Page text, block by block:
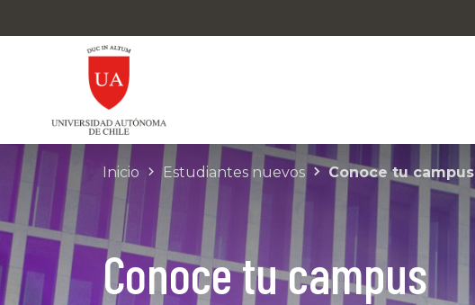
Inicio Estudiantes nuevos Conoce tu campus
Conoce tu campus